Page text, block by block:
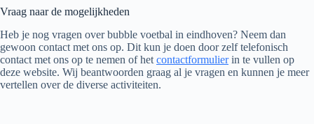
Vraag naar de mogelijkheden
Heb je nog vragen over bubble voetbal in eindhoven? Neem dan
gewoon contact met ons op. Dit kun je doen door zelf telefonisch
contact met ons op te nemen of het contactformulierin te vullen op
deze website. Wij beantwoorden graag al je vragen en kunnen je meer
vertellen over de diverse activiteiten.